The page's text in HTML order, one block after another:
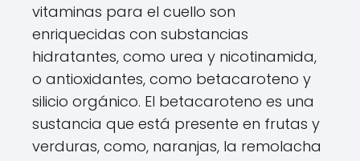
vitaminas para el cuello son
enriquecidas con substancias
hidratantes, como urea y nicotinamida,
o antioxidantes, como betacaroteno y
silicio orgánico. El betacaroteno es una
sustancia que está presente en frutas y
verduras, como, naranjas, la remolacha